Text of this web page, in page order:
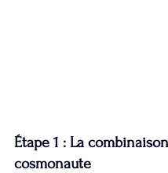
Étape 1 : La
cosmonaute